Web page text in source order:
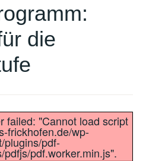
die
failed: "Cannot load script
frickhofen.de/wp-
plugins/pdf-
pdf.worker.min.js".